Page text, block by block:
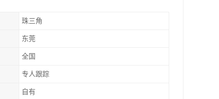
珠三角
东莞
全国
专人跟踪
自有